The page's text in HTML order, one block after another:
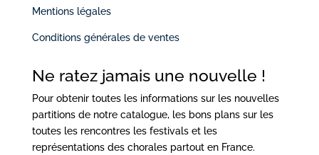
Mentions légales
Conditions générales de ventes
Ne ratez jamais une nouvelle !
Pour obtenir toutes les informations sur les nouvelles
partitions de notre catalogue, les bons plans sur les
toutes les rencontres les festivals et les
représentations des chorales partout en France.